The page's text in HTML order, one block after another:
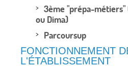
3ème "prépa-
ou Dima)
Parcoursup
FONCTIONNEMENT
L'ÉTABLISSEMENT